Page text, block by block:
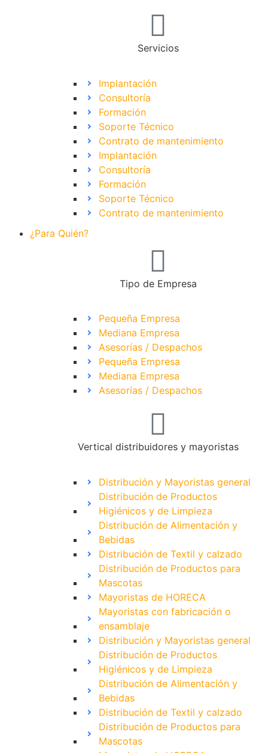
Servicios
Implantación
Consultoría
Formación
Soporte Técnico
Contrato de mantenimiento
Implantación
Consultoría
Formación
Soporte Técnico
Contrato de mantenimiento
¿Para Quién?
Tipo de Empresa
Pequeña Empresa
Mediana Empresa
Asesorías / Despachos
Pequeña Empresa
Mediana Empresa
Asesorías / Despachos
Vertical distribuidores y mayoristas
Distribución y Mayoristas general
Distribución de Productos
Higiénicos y de Limpieza
Distribución de Alimentación y
Bebidas
Distribución de Textil y calzado
Distribución de Productos para
Mascotas
Mayoristas de HORECA
Mayoristas con fabricación o
ensamblaje
Distribución y Mayoristas general
Distribución de Productos
Higiénicos y de Limpieza
Distribución de Alimentación y
Bebidas
Distribución de Textil y calzado
Distribución de Productos para
Mascotas